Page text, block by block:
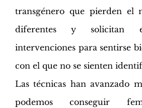
transgénero que pierden el
diferentes y solicitan
intervenciones para sentirse
con el que no se sienten
Las técnicas han avanzado
podemos conseguir